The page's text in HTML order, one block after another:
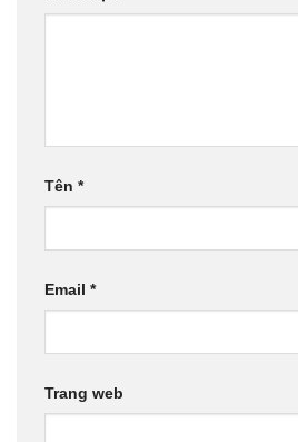
Tên *
Email *
Trang web